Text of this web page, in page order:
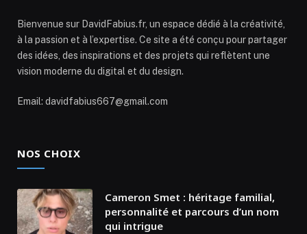
Bienvenue sur DavidFabius.fr, un espace dédié à la créativité,
à la passion et à l’expertise. Ce site a été conçu pour partager
des idées, des inspirations et des projets qui reflètent une
vision moderne du digital et du design.
Email: davidfabius667@gmail.com
NOS CHOIX
Cameron Smet : héritage familial,
personnalité et parcours d’un nom
qui intrigue